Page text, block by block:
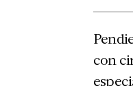
con